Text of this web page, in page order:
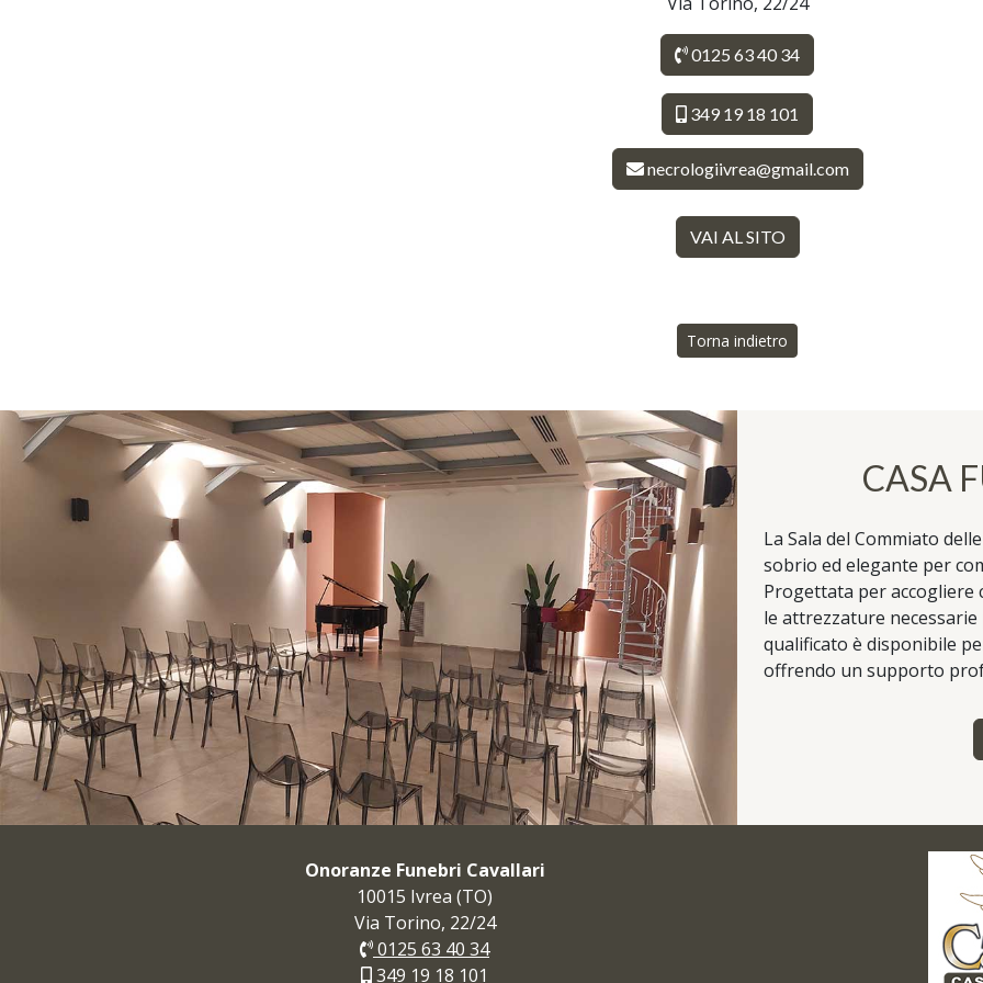
0125 63 40 34
349 19 18 101
necrologiivrea@gmail.com
VAI AL SITO
Torna indietro
CASA
La Sala del Commiato
sobrio ed elegante per
Progettata per accogliere
le attrezzature
qualificato è disponibile
offrendo un supporto
Onoranze Funebri Cavallari
10015 Ivrea (TO)
Via Torino, 22/24
0125 63 40 34
349 19 18 101